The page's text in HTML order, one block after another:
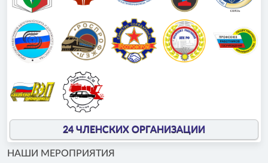
24 ЧЛЕНСКИХ ОРГАНИЗАЦИИ
НАШИ МЕРОПРИЯТИЯ